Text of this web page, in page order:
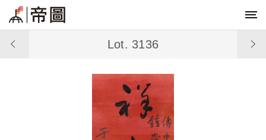
Lot. 3136